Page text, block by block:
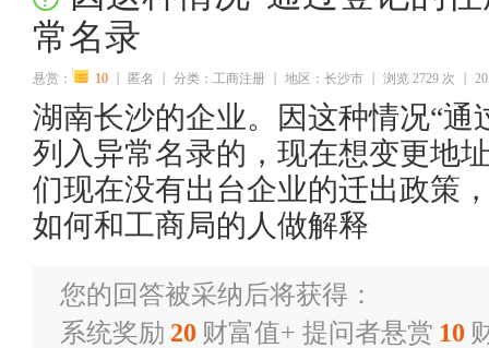
常名录
悬赏： 10 匿名 分类：工商注册 地区：长沙市 浏览 2729 次
湖南长沙的企业。因这种情况“通
列入异常名录的，现在想变更地
们现在没有出台企业的迁出政策
如何和工商局的人做解释
您的回答被采纳后将获得：
系统奖励 20 财富值+ 提问者悬赏 10